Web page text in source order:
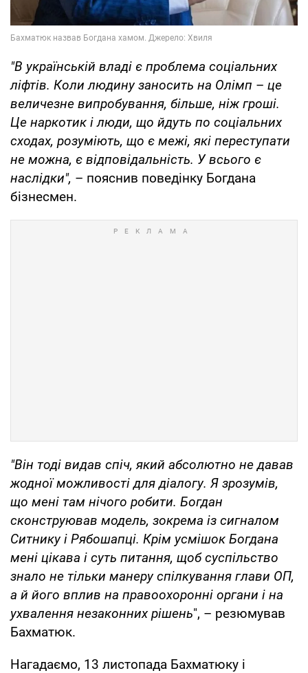
"В українській владі є проблема соціальних
ліфтів. Коли людину заносить на Олімп – це
величезне випробування, більше, ніж гроші.
Це наркотик і люди, що йдуть по соціальних
сходах, розуміють, що є межі, які переступати
не можна, є відповідальність. У всього є
наслідки", – пояснив поведінку Богдана
бізнесмен.
"Він тоді видав спіч, який абсолютно не давав
жодної можливості для діалогу. Я зрозумів,
що мені там нічого робити. Богдан
сконструював модель, зокрема із сигналом
Ситнику і Рябошапці. Крім усмішок Богдана
мені цікава і суть питання, щоб суспільство
знало не тільки манеру спілкування глави ОП,
а й його вплив на правоохоронні органи і на
ухвалення незаконних рішень", – резюмував
Бахматюк.
Нагадаємо, 13 листопада Бахматюку і